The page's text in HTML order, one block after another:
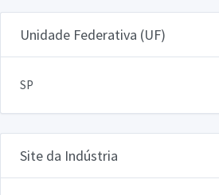
Unidade Federativa (UF)
SP
Site da Indústria